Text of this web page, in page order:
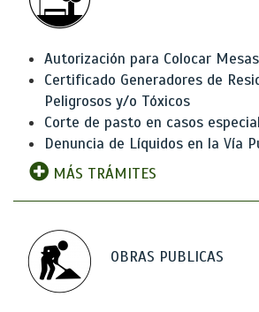
Autorización para Colocar
Certificado Generadores de
Peligrosos y/o Tóxicos
Corte de pasto en casos
Denuncia de Líquidos en la Vía
MÁS TRÁMITES
OBRAS PUBLICAS